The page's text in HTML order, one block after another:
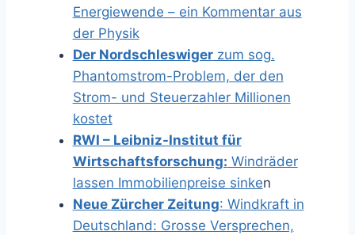
Energiewende – ein Kommentar aus
der Physik
Der Nordschleswigerzum sog.
Phantomstrom-Problem, der den
Strom- und Steuerzahler Millionen
kostet
RWI – Leibniz-Institut für
Wirtschaftsforschung: Windräder
lassen Immobilienpreise sinken
Neue Zürcher Zeitung: Windkraft in
Deutschland: Grosse Versprechen,